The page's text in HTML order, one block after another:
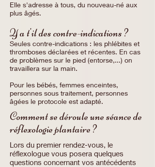
Elle s'adresse à tous, du nouveau-né aux
plus âgés.
Y a t'il des contre-indications ?
Seules contre-indications : les phlébites et
thromboses déclarées et récentes. En cas
de problèmes sur le pied (entorse,...) on
travaillera sur la main.
Pour les bébés, femmes enceintes,
personnes sous traitement, personnes
âgées le protocole est adapté.
Comment se déroule une séance de
réflexologie plantaire ?
Lors du premier rendez-vous, le
réflexologue vous posera quelques
questions concernant vos antécédents